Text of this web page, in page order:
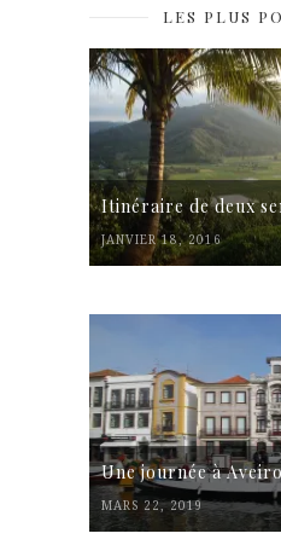
LES PLUS
Itinéraire de deux
JANVIER 18, 2016
Une journée à
MARS 22, 2019